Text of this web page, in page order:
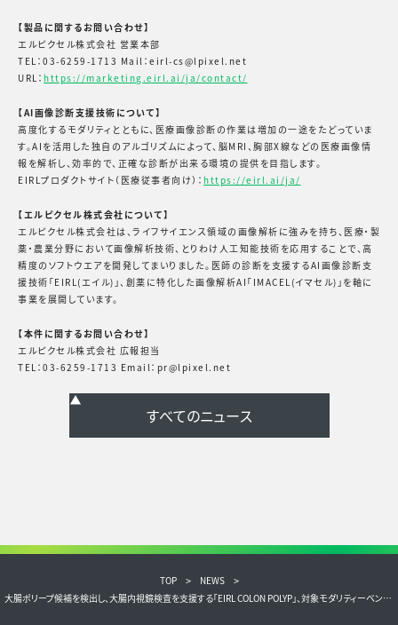
【製品に関するお問い合わせ】
エルピクセル株式会社 営業本部
TEL：03-6259-1713 Mail：eirl-cs@lpixel.net
URL： https://marketing.eirl.ai/ja/contact/
【AI画像診断支援技術について】
高度化するモダリティとともに、医療画像診断の作業は増加の一途をたどっていま
す。AIを活用した独自のアルゴリズムによって、脳MRI、胸部X線などの医療画像情
報を解析し、効率的で、正確な診断が出来る環境の提供を目指します。
EIRLプロダクトサイト（医療従事者向け）： https://eirl.ai/ja/
【エルピクセル株式会社について】
エルピクセル株式会社は、ライフサイエンス領域の画像解析に強みを持ち、医療・製
薬・農業分野において画像解析技術、とりわけ人工知能技術を応用することで、高
精度のソフトウエアを開発してまいりました。医師の診断を支援するAI画像診断支
援技術「EIRL(エイル)」、創薬に特化した画像解析AI「IMACEL(イマセル)」を軸に
事業を展開しています。
【本件に関するお問い合わせ】
エルピクセル株式会社 広報担当
TEL：03-6259-1713 Email：pr@lpixel.net
TOP
NEWS
大腸ポリープ候補を検出し、大腸内視鏡検査を支援する「EIRL COLON POLYP」、対象モダリティーベンダーに富士フイルムを追加した新モデルを販売開始